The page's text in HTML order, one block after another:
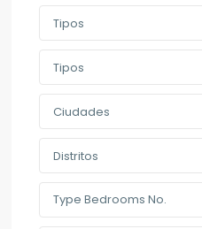
Tipos
Tipos
Ciudades
Distritos